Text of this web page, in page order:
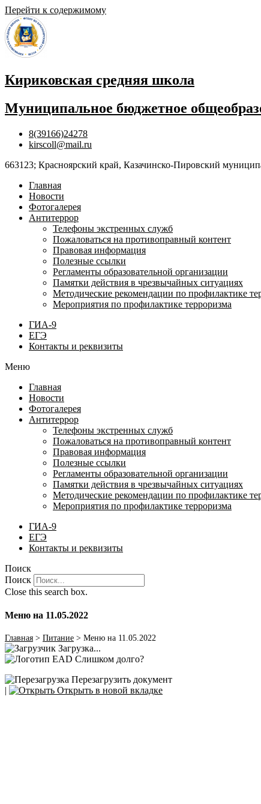
Перейти к содержимому
Кириковская средняя школа
Муниципальное бюджетное
8(39166)24278
kirscoll@mail.ru
663123; Красноярский край, Казачинско-Пировский
Главная
Новости
Фотогалерея
Антитеррор
Телефоны экстренных служб
Пожаловаться на противоправный контент
Правовая информация
Полезные ссылки
Регламенты образовательной организации
Памятки действия в чрезвычайных ситуациях
Методические рекомендации по профилактике
Мероприятия по профилактике терроризма
ГИА-9
ЕГЭ
Контакты и реквизиты
Меню
Главная
Новости
Фотогалерея
Антитеррор
Телефоны экстренных служб
Пожаловаться на противоправный контент
Правовая информация
Полезные ссылки
Регламенты образовательной организации
Памятки действия в чрезвычайных ситуациях
Методические рекомендации по профилактике
Мероприятия по профилактике терроризма
ГИА-9
ЕГЭ
Контакты и реквизиты
Поиск
Поиск
Close this search box.
Меню на 11.05.2022
Главная > Питание > Меню на 11.05.2022
Загрузка...
Слишком долго?
Перезагрузить документ
|
Открыть в новой вкладке